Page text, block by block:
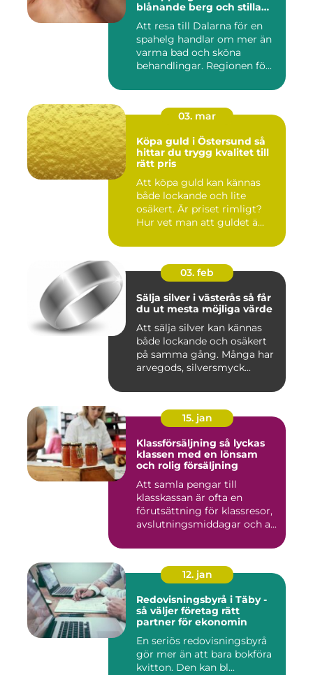
blånande berg och stilla
Att resa till Dalarna för en
spahelg handlar om mer än
varma bad och sköna
behandlingar. Regionen fö...
03. mar
Köpa guld i Östersund så
hittar du trygg kvalitet till
rätt pris
Att köpa guld kan kännas
både lockande och lite
osäkert. Är priset rimligt?
Hur vet man att guldet ä...
03. feb
Sälja silver i västerås så får
du ut mesta möjliga värde
Att sälja silver kan kännas
både lockande och osäkert
på samma gång. Många har
arvegods, silversmyck...
15. jan
Klassförsäljning så lyckas
klassen med en lönsam
och rolig försäljning
Att samla pengar till
klasskassan är ofta en
förutsättning för klassresor,
avslutningsmiddagar och a...
12. jan
Redovisningsbyrå i Täby -
så väljer företag rätt
partner för ekonomin
En seriös redovisningsbyrå
gör mer än att bara bokföra
kvitton. Den kan bl...